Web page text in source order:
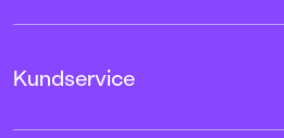
Kundservice